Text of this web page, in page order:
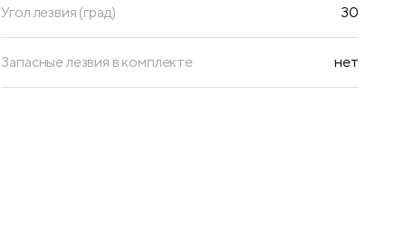
Угол лезвия (град) 30
Запасные лезвия в комплекте нет